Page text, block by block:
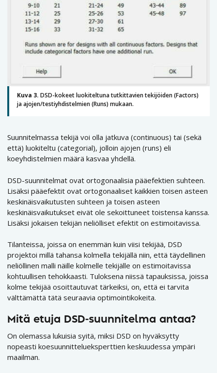
Kuva 3. DSD-kokeet luokiteltuna tutkittavien tekijöiden (Factors)
ja ajojen/testiyhdistelmien (Runs) mukaan.
Suunnitelmassa tekijä voi olla jatkuva (continuous) tai (sekä
että) luokiteltu (categorial), jolloin ajojen (runs) eli
koeyhdistelmien määrä kasvaa yhdellä.
DSD-suunnitelmat ovat ortogonaalisia pääefektien suhteen.
Lisäksi pääefektit ovat ortogonaaliset kaikkien toisen asteen
keskinäisvaikutusten suhteen ja toisen asteen
keskinäisvaikutukset eivät ole sekoittuneet toistensa kanssa.
Lisäksi jokaisen tekijän neliölliset efektit on estimoitavissa.
Tilanteissa, joissa on enemmän kuin viisi tekijää, DSD
projektoi millä tahansa kolmella tekijällä niin, että täydellinen
neliöllinen malli näille kolmelle tekijälle on estimoitavissa
kohtuullisen tehokkaasti. Tuloksena niissä tapauksissa, joissa
kolme tekijää osoittautuvat tärkeiksi, on, että ei tarvita
välttämättä tätä seuraavia optimointikokeita.
Mitä etuja DSD-suunnitelma antaa?
On olemassa lukuisia syitä, miksi DSD on hyväksytty
nopeasti koesuunnittelueksperttien keskuudessa ympäri
maailman.